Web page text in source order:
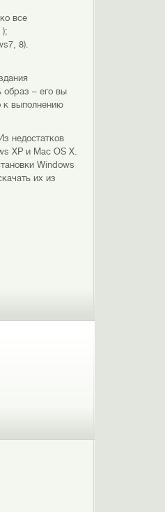
все
8).
– его вы
к выполнению
недостатков
XP и Mac OS X.
Windows
их из